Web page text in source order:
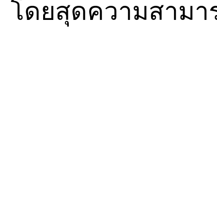
โดยสุดความสามา